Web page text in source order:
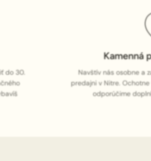
do 30.
Kamenná
Navštív nás osobne a
predajni v Nitre.
odporúčime